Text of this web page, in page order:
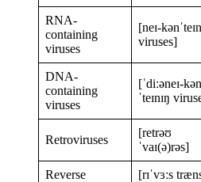
RNA-
containing
viruses
[neɪ-
viruses]
DNA-
containing
viruses
[ˈdiːəneɪ-kən
ˈteɪnɪŋ
Retroviruses
[retrəʊ
ˈvaɪ(ə)rəs]
Reverse
[rɪˈvɜːs